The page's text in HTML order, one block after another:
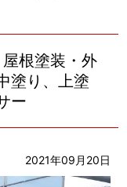
根塗装・外
塗り、上塗
ー
2021年09月20日